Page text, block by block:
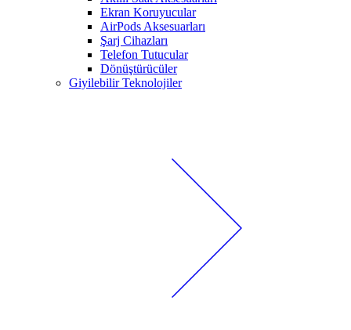
Ekran Koruyucular
AirPods Aksesuarları
Şarj Cihazları
Telefon Tutucular
Dönüştürücüler
Giyilebilir Teknolojiler